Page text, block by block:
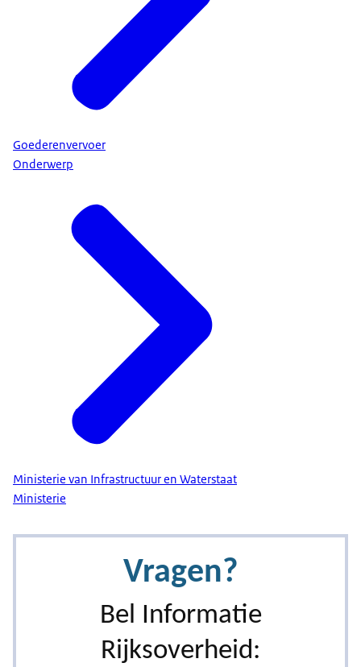
Goederenvervoer
Onderwerp
Ministerie van Infrastructuur en Waterstaat
Ministerie